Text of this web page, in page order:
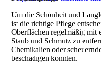
Um die Schönheit und
ist die richtige Pflege
Oberflächen regelmäßig mit
Staub und Schmutz zu
Chemikalien oder
beschädigen könnten.